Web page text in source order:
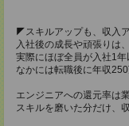
◤スキルアップも、収入
入社後の成長や頑張りは
実際にほぼ全員が入社1年
なかには転職後に年収
エンジニアへの還元率は
スキルを磨いた分だけ、